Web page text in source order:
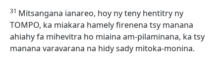
31 Mitsangana ianareo, hoy ny teny hentitry ny
TOMPO, ka miakara hamely firenena tsy manana
ahiahy fa mihevitra ho miaina am-pilaminana, ka tsy
manana varavarana na hidy sady mitoka-monina.